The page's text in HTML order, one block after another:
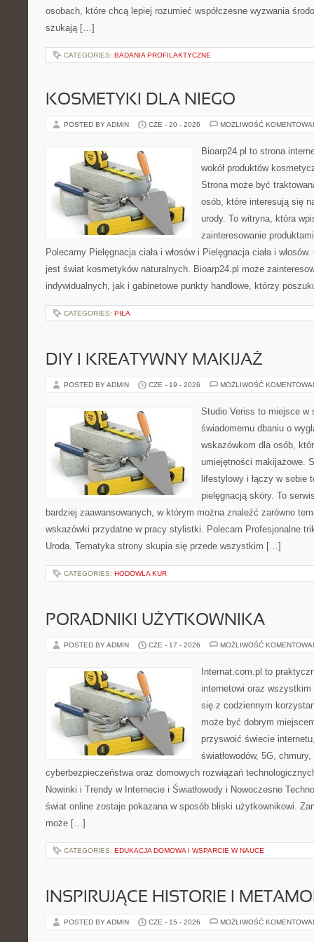
osobach, które chcą lepiej rozumieć współczesne wyzwania
szukają […]
CATEGORIES: BADANIA PROFILAKTYCZNE
KOSMETYKI DLA NIEGO
POSTED BY ADMIN CZE - 20 - 2026 MOŻLIWOŚĆ
Bioarp24.pl to strona
wokół produktów
Strona może być
osób, które interesują się
urody. To witryna, która
zainteresowanie
Polecamy Pielęgnacja ciała i włosów i Pielęgnacja ciała i
jest świat kosmetyków naturalnych. Bioarp24.pl może
indywidualnych, jak i gabinetowe punkty handlowe, którzy
CATEGORIES: PIŁA
DIY I KREATYWNY MAKIJAŻ
POSTED BY ADMIN CZE - 19 - 2026 MOŻLIWOŚĆ
Studio Veriss to miejsce w
świadomemu dbaniu o
wskazówkom dla osób,
umiejętności makijażowe.
lifestylowy i łączy w sobie
pielęgnacją skóry. To
bardziej zaawansowanych, w którym można znaleźć zarówno
wskazówki przydatne w pracy stylistki. Polecam Profesjonalne
Uroda. Tematyka strony skupia się przede wszystkim […]
CATEGORIES: HODOWLA KUR
PORADNIKI UŻYTKOWNIKA
POSTED BY ADMIN CZE - 17 - 2026 MOŻLIWOŚĆ
Internat.com.pl to
internetowi oraz
się z codziennym
może być dobrym
przyswoić świecie
światłowodów, 5G,
cyberbezpieczeństwa oraz domowych rozwiązań
Nowinki i Trendy w Internecie i Światłowody i Nowoczesne
świat online zostaje pokazana w sposób bliski użytkownikowi.
może […]
CATEGORIES: EDUKACJA DOMOWA I WSPARCIE W NAUCE
INSPIRUJĄCE HISTORIE I
POSTED BY ADMIN CZE - 15 - 2026 MOŻLIWOŚĆ